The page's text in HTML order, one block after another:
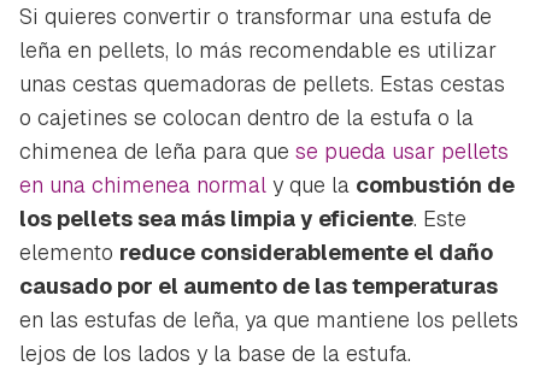
Si quieres convertir o transformar una estufa de
leña en pellets, lo más recomendable es utilizar
unas cestas quemadoras de pellets. Estas cestas
o cajetines se colocan dentro de la estufa o la
chimenea de leña para que se pueda usar pellets
en una chimenea normal y que la combustión de
los pellets sea más limpia y eficiente. Este
elemento reduce considerablemente el daño
causado por el aumento de las temperaturas
en las estufas de leña, ya que mantiene los pellets
lejos de los lados y la base de la estufa.